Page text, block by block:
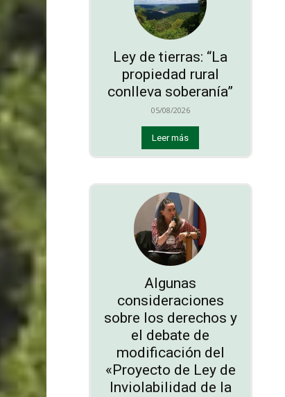
Ley de tierras: “La
propiedad rural
conlleva soberanía”
05/08/2026
Leer más
Algunas
consideraciones
sobre los derechos y
el debate de
modificación del
«Proyecto de Ley de
Inviolabilidad de la